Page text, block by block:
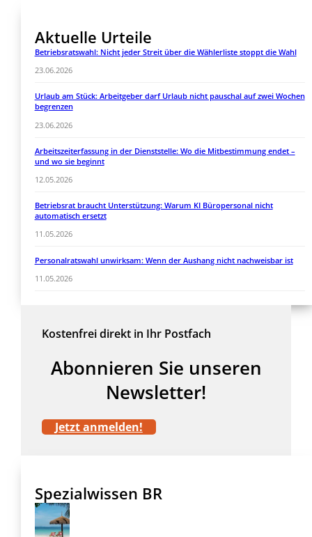
Aktuelle Urteile
Betriebsratswahl: Nicht jeder Streit über die Wählerliste stoppt die Wahl
23.06.2026
Urlaub am Stück: Arbeitgeber darf Urlaub nicht pauschal auf zwei Wochen
begrenzen
23.06.2026
Arbeitszeiterfassung in der Dienststelle: Wo die Mitbestimmung endet –
und wo sie beginnt
12.05.2026
Betriebsrat braucht Unterstützung: Warum KI Büropersonal nicht
automatisch ersetzt
11.05.2026
Personalratswahl unwirksam: Wenn der Aushang nicht nachweisbar ist
11.05.2026
Kostenfrei direkt in Ihr Postfach
Abonnieren Sie unseren
Newsletter!
Jetzt anmelden!
Spezialwissen BR